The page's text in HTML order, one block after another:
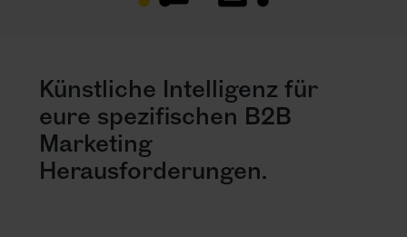
INSIGHTS
KONTAKT
Künstliche Intelligenz für
eure spezifischen B2B
Marketing
Herausforderungen.